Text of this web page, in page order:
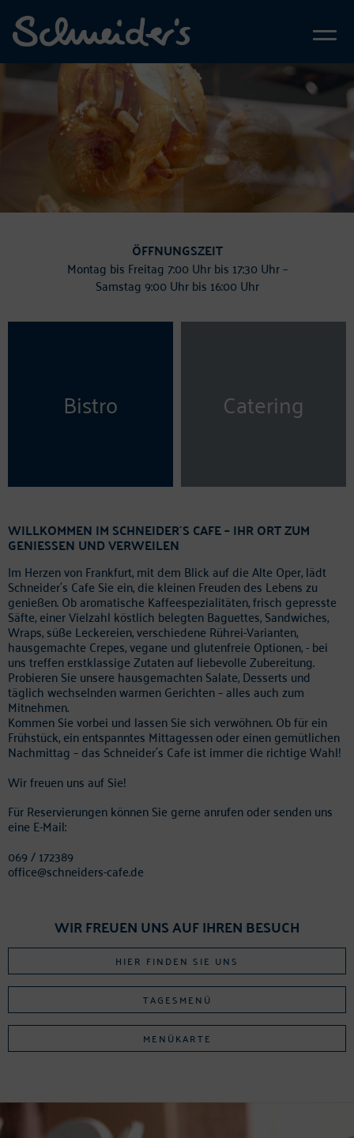
ÖFFNUNGSZEIT
Montag bis Freitag 7:00 Uhr bis 17:30 Uhr –
Samstag 9:00 Uhr bis 16:00 Uhr
Bistro Catering
WILLKOMMEN IM SCHNEIDER´S CAFE – IHR ORT ZUM
GENIESSEN UND VERWEILEN
Im Herzen von Frankfurt, mit dem Blick auf die Alte Oper, lädt
Schneider´s Cafe Sie ein, die kleinen Freuden des Lebens zu
genießen. Ob aromatische Kaffeespezialitäten, frisch gepresste
Säfte, einer Vielzahl köstlich belegten Baguettes, Sandwiches,
Wraps, süße Leckereien, verschiedene Rührei-Varianten,
hausgemachte Crepes, vegane und glutenfreie Optionen, - bei
uns treffen erstklassige Zutaten auf liebevolle Zubereitung.
Probieren Sie unsere hausgemachten Salate, Desserts und
täglich wechselnden warmen Gerichten – alles auch zum
Mitnehmen.
Kommen Sie vorbei und lassen Sie sich verwöhnen. Ob für ein
Frühstück, ein entspanntes Mittagessen oder einen gemütlichen
Nachmittag – das Schneider´s Cafe ist immer die richtige Wahl!
Wir freuen uns auf Sie!
Für Reservierungen können Sie gerne anrufen oder senden uns
eine E-Mail:
069 / 172389
office@schneiders-cafe.de
WIR FREUEN UNS AUF IHREN BESUCH
HIER FINDEN SIE UNS
TAGESMENÜ
MENÜKARTE